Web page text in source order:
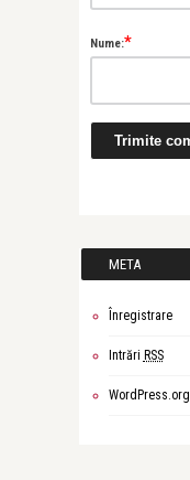
Nume:*
META
Înregistrare
Intrări RSS
WordPress.org